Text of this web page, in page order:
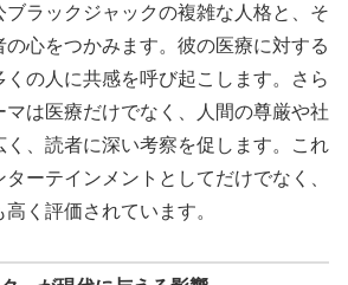
ブラックジャックの複雑な人格と、そ
心をつかみます。彼の医療に対する
の人に共感を呼び起こします。さら
マは医療だけでなく、人間の尊厳や社
く、読者に深い考察を促します。これ
ーテインメントとしてだけでなく、
く評価されています。